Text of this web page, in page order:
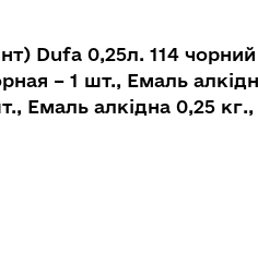
Dufa 0,25л. 114
– 1 шт., Емаль
Емаль алкідна 0,25 кг.,